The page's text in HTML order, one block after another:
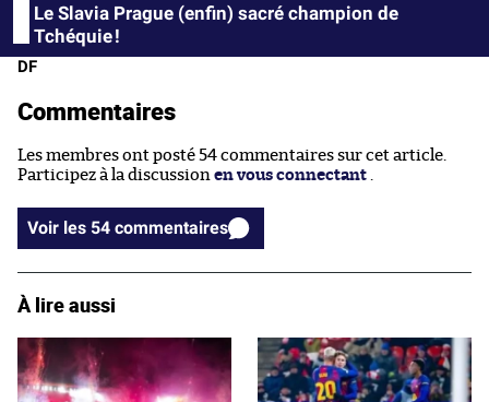
Le Slavia Prague (enfin) sacré champion de
Tchéquie !
DF
Commentaires
Les membres ont posté 54 commentaires sur cet article.
Participez à la discussion en vous connectant
Voir les 54 commentaires
À lire aussi